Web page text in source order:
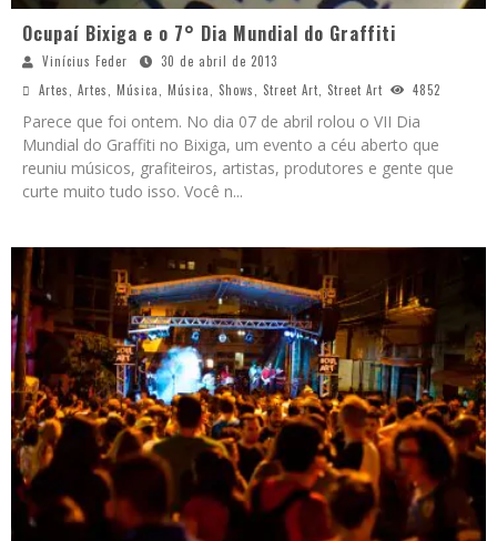
Ocupaí Bixiga e o 7° Dia Mundial do Graffiti
Vinícius Feder
30 de abril de 2013
Artes, Artes, Música, Música, Shows, Street Art, Street Art 4852
Parece que foi ontem. No dia 07 de abril rolou o VII Dia
Mundial do Graffiti no Bixiga, um evento a céu aberto que
reuniu músicos, grafiteiros, artistas, produtores e gente que
curte muito tudo isso. Você n...